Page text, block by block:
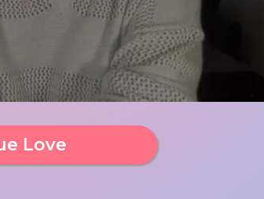
Love